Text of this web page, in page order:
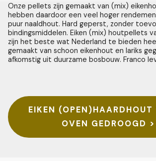
Onze pellets zijn gemaakt van (mix)
hebben daardoor een veel hoger
puur naaldhout. Hard geperst, zonder
bindingsmiddelen. Eiken (mix) houtpellets
zijn het beste wat Nederland te bieden
gemaakt van schoon eikenhout en lariks
afkomstig uit duurzame bosbouw. Franco
EIKEN
OVEN GEDROOGD